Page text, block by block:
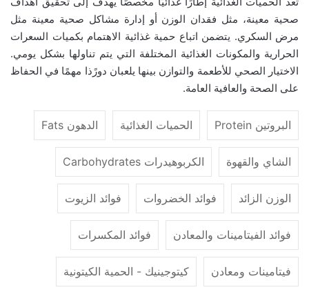
صحية معينة، مثل فقدان الوزن أو إدارة مشاكل صحية معينة مثل
مرض السكري. يتضمن اتباع حمية غذائية الاهتمام بكميات السعرات
الحرارية والمكونات الغذائية المختلفة التي يتم تناولها بشكل يومي.
الاختيار الصحي للأطعمة والتوازن بينها يلعبان دورًذا مهمًا في الحفاظ
على الصحة والعافية العامة.
البروتين Protein الحميات الغذائية الدهون Fats
الشاي والقهوة الكربوهيدرات Carbohydrates
الوزن الزائد فوائد الخضروات فوائد الزيوت
فوائد الفيتامينات والمعادن فوائد المكسرات
فيتامينات ومعادن كيتوجينيك - الحمية الكيتونية